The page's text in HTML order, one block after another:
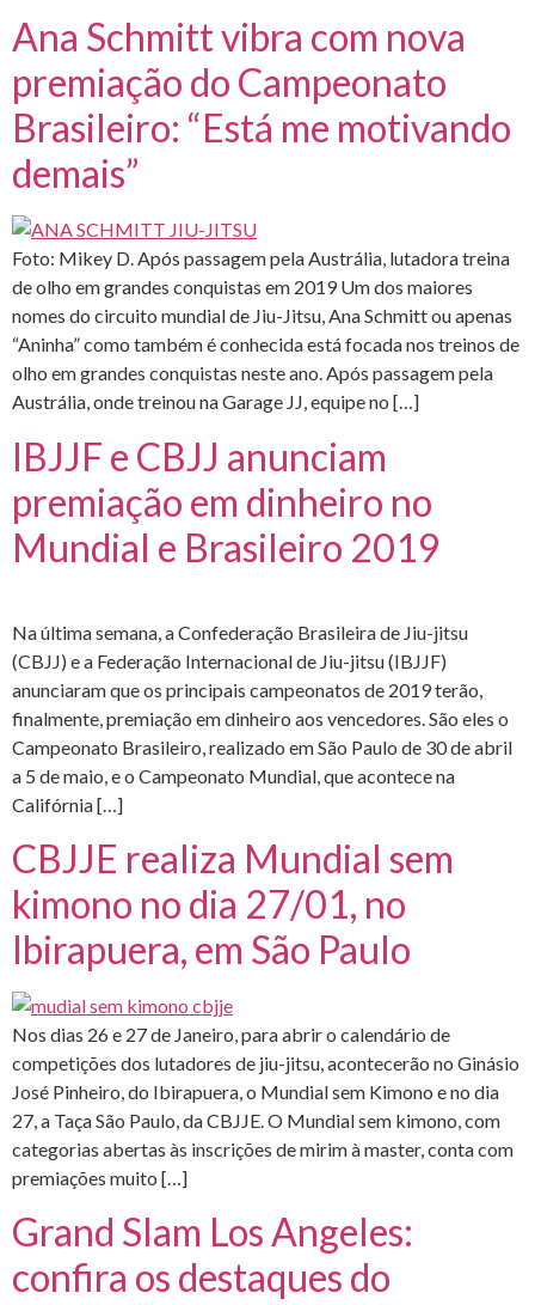
Ana Schmitt vibra com nova
premiação do Campeonato
Brasileiro: “Está me motivando
demais”
Foto: Mikey D. Após passagem pela Austrália, lutadora treina
de olho em grandes conquistas em 2019 Um dos maiores
nomes do circuito mundial de Jiu-Jitsu, Ana Schmitt ou apenas
“Aninha” como também é conhecida está focada nos treinos de
olho em grandes conquistas neste ano. Após passagem pela
Austrália, onde treinou na Garage JJ, equipe no […]
IBJJF e CBJJ anunciam
premiação em dinheiro no
Mundial e Brasileiro 2019
Na última semana, a Confederação Brasileira de Jiu-jitsu
(CBJJ) e a Federação Internacional de Jiu-jitsu (IBJJF)
anunciaram que os principais campeonatos de 2019 terão,
finalmente, premiação em dinheiro aos vencedores. São eles o
Campeonato Brasileiro, realizado em São Paulo de 30 de abril
a 5 de maio, e o Campeonato Mundial, que acontece na
Califórnia […]
CBJJE realiza Mundial sem
kimono no dia 27/01, no
Ibirapuera, em São Paulo
Nos dias 26 e 27 de Janeiro, para abrir o calendário de
competições dos lutadores de jiu-jitsu, acontecerão no Ginásio
José Pinheiro, do Ibirapuera, o Mundial sem Kimono e no dia
27, a Taça São Paulo, da CBJJE. O Mundial sem kimono, com
categorias abertas às inscrições de mirim à master, conta com
premiações muito […]
Grand Slam Los Angeles:
confira os destaques do